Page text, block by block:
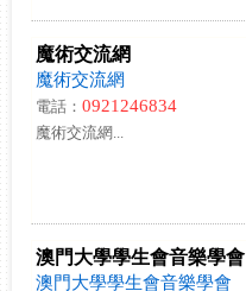
魔術交流網
魔術交流網
電話： 0921246834
魔術交流網...
澳門大學學生會音樂學會
澳門大學學生會音樂學會